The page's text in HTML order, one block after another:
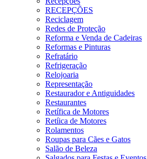
RECEPÇÕES
Reciclagem
Redes de Proteção
Reforma e Venda de Cadeiras
Reformas e Pinturas
Refratário
Refrigeração
Relojoaria
Representação
Restaurador e Antiguidades
Restaurantes
Retífica de Motores
Retíica de Motores
Rolamentos
Roupas para Cães e Gatos
Salão de Beleza